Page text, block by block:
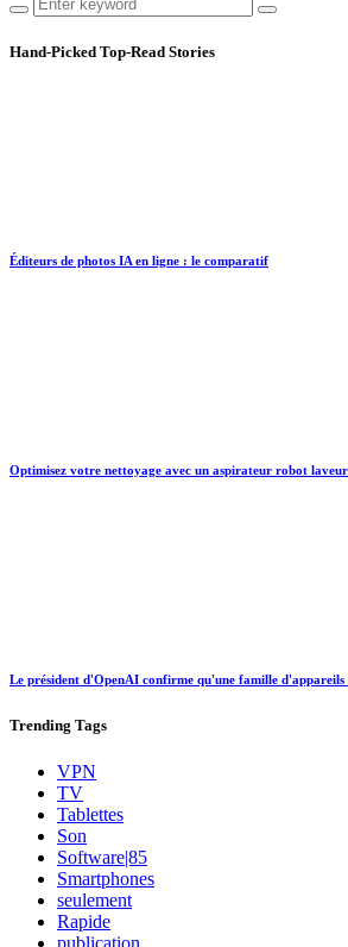
Hand-Picked Top-Read Stories
Éditeurs de photos IA en ligne : le comparatif
Optimisez votre nettoyage avec un aspirateur robot
Le président d'OpenAI confirme qu'une famille
Trending Tags
VPN
TV
Tablettes
Son
Software|85
Smartphones
seulement
Rapide